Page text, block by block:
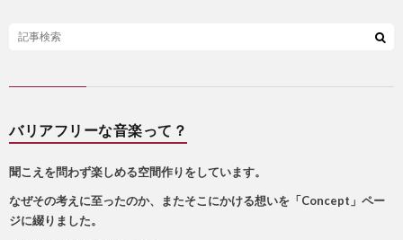
バリアフリーな音楽って？
聞こえを問わず楽しめる空間作りをしています。
なぜその考えに至ったのか、またそこにかける想いを「Concept」ペー
ジに綴りました。